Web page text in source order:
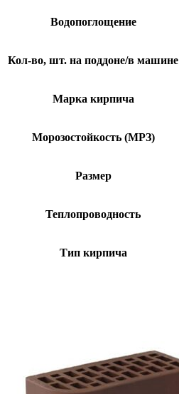
Водопоглощение
Кол-во, шт. на поддоне/в машине
Марка кирпича
Морозостойкость (МРЗ)
Размер
Теплопроводность
Тип кирпича